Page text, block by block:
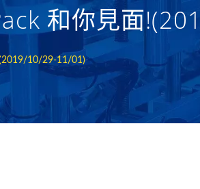
和你見面
10/29-11/01)